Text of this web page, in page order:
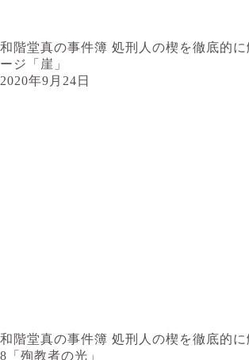
和階堂真の事件簿 処刑人の楔を徹底的
ージ「崖」
2020年9月24日
和階堂真の事件簿 処刑人の楔を徹底的
8「殉教者の光」